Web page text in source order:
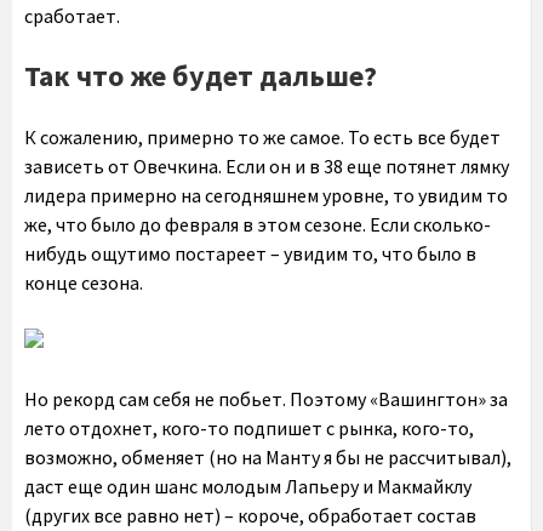
сработает.
Так что же будет дальше?
К сожалению, примерно то же самое. То есть все будет
зависеть от Овечкина. Если он и в 38 еще потянет лямку
лидера примерно на сегодняшнем уровне, то увидим то
же, что было до февраля в этом сезоне. Если сколько-
нибудь ощутимо постареет – увидим то, что было в
конце сезона.
Но рекорд сам себя не побьет. Поэтому «Вашингтон» за
лето отдохнет, кого-то подпишет с рынка, кого-то,
возможно, обменяет (но на Манту я бы не рассчитывал),
даст еще один шанс молодым Лапьеру и Макмайклу
(других все равно нет) – короче, обработает состав